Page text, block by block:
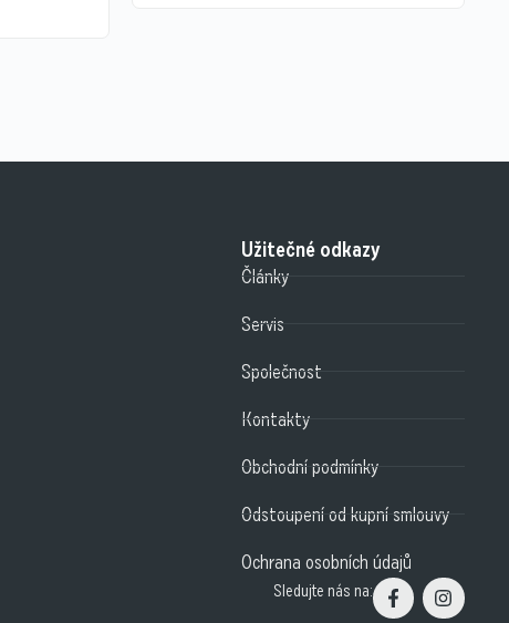
Užitečné odkazy
Články
Servis
Společnost
Kontakty
Obchodní podmínky
Odstoupení od kupní smlouvy
Ochrana osobních údajů
Sledujte nás na: